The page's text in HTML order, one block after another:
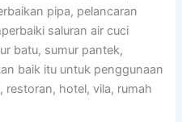
pipa, pelancaran
saluran air cuci
batu, sumur pantek,
baik itu untuk penggunaan
restoran, hotel, vila, rumah